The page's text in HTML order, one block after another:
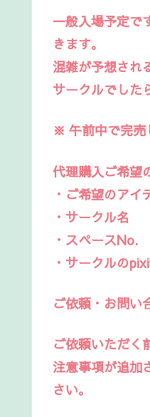
一般入場予定で
きます。
混雑が予想され
サークルでした
※ 午前中で完売
代理購入ご希望
・ご希望のア
・サークル名
・スペースNo.
・サークルの
ご依頼・お問い
ご依頼いただく
注意事項が追加
さい。